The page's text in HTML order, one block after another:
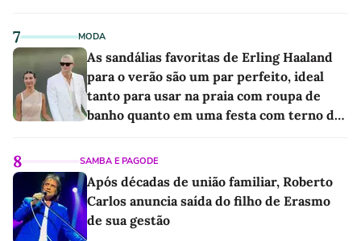
7 MODA
As sandálias favoritas de Erling Haaland
para o verão são um par perfeito, ideal
tanto para usar na praia com roupa de
banho quanto em uma festa com terno de
8 SAMBA E PAGODE
Após décadas de união familiar, Roberto
Carlos anuncia saída do filho de Erasmo
de sua gestão